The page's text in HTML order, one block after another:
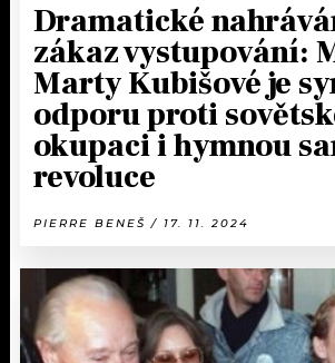
MIX
OSTATNÍ
Dramatické
zákaz vystupování:
Marty Kubišové je
odporu proti
okupaci i hymnou
revoluce
PIERRE BENEŠ / 17. 11. 2024